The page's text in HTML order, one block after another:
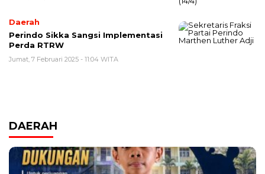
Daerah
Perindo Sikka Sangsi Implementasi
Perda RTRW
Jumat, 7 Februari 2025 - 11:04 WITA
DAERAH